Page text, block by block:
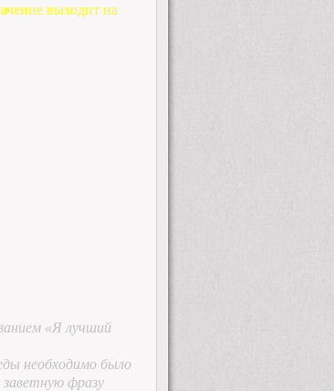
выходит на
«Я лучший
необходимо было
заветную фразу